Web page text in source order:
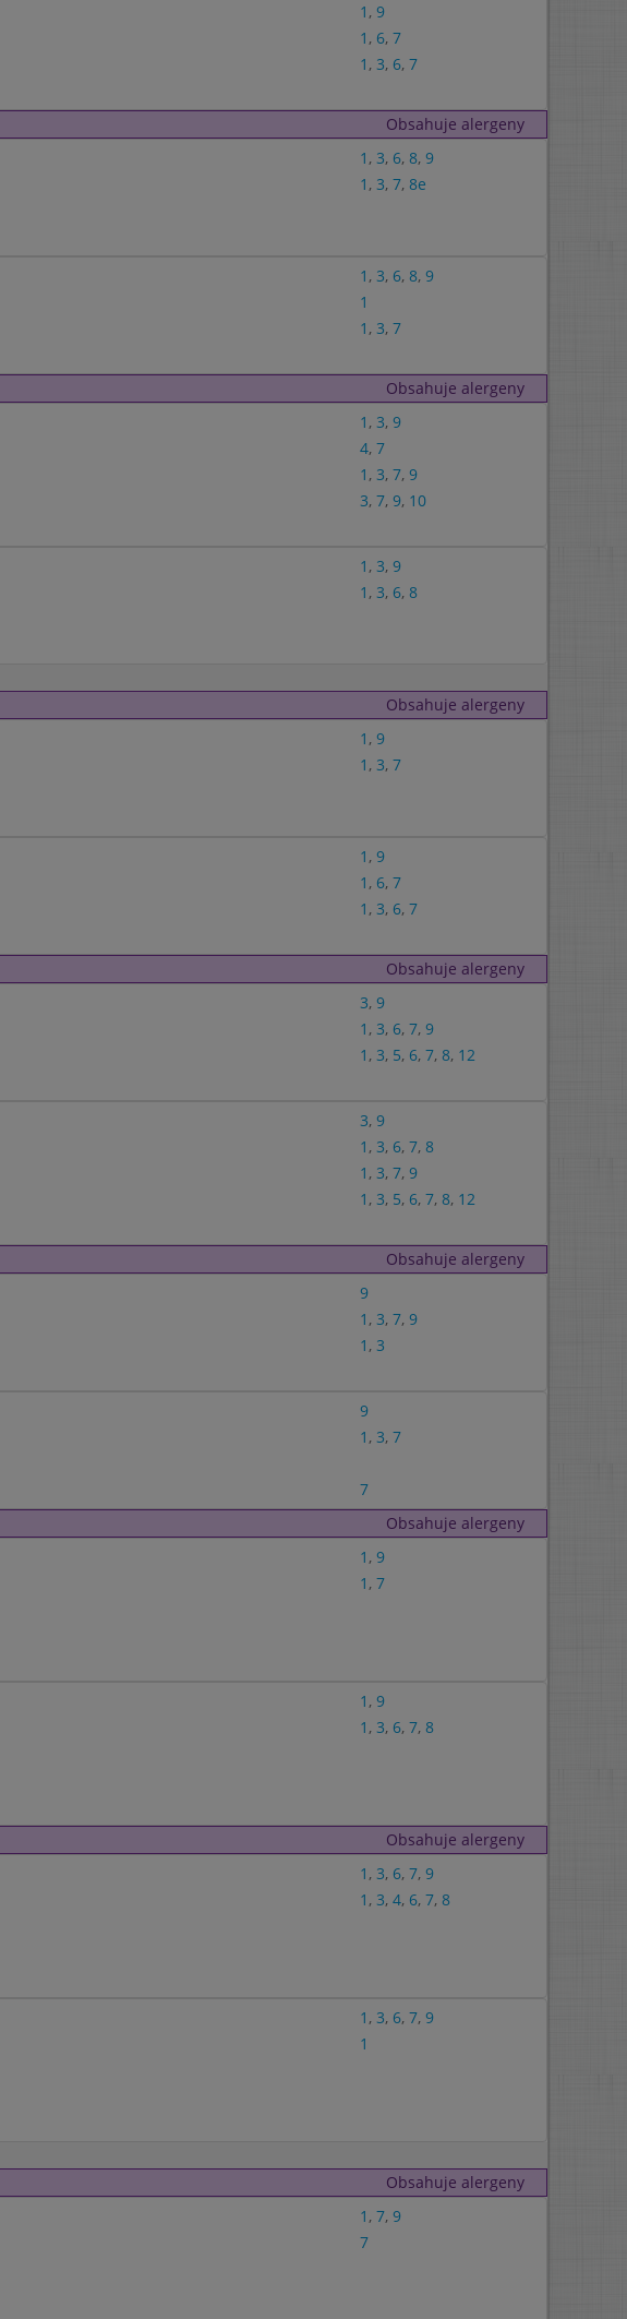
1 , 9
1 , 6, 7
1 , 3, 6, 7
Obsahuje alergeny
1 , 3, 6, 8, 9
1 , 3, 7, 8e
1 , 3, 6, 8, 9
1
1 , 3, 7
Obsahuje alergeny
1 , 3, 9
4, 7
1 , 3, 7, 9
3, 7, 9, 10
1 , 3, 9
1 , 3, 6, 8
Obsahuje alergeny
1 , 9
1 , 3, 7
1 , 9
1 , 6, 7
1 , 3, 6, 7
Obsahuje alergeny
3, 9
1 , 3, 6, 7, 9
1 , 3, 5, 6, 7, 8, 12
3, 9
1 , 3, 6, 7, 8
1 , 3, 7, 9
1 , 3, 5, 6, 7, 8, 12
Obsahuje alergeny
9
1 , 3, 7, 9
1 , 3
9
1 , 3, 7
7
Obsahuje alergeny
1 , 9
1 , 7
1 , 9
1 , 3, 6, 7, 8
Obsahuje alergeny
1 , 3, 6, 7, 9
1 , 3, 4, 6, 7, 8
1 , 3, 6, 7, 9
1
Obsahuje alergeny
1 , 7, 9
7